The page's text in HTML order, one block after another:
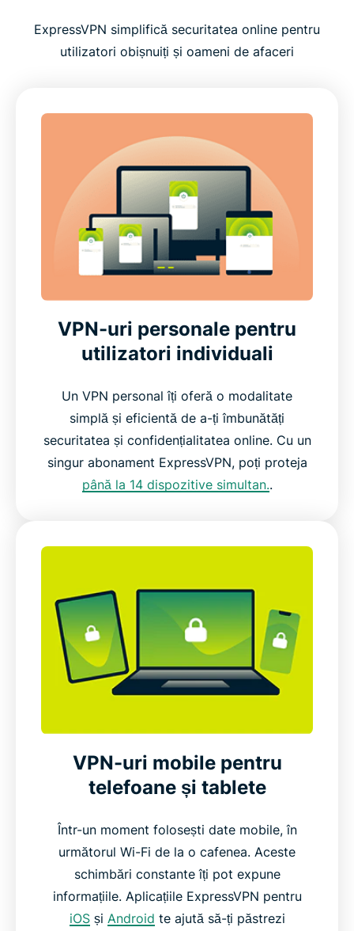
ExpressVPN simplifică securitatea online pentru
utilizatori obișnuiți și oameni de afaceri
VPN-uri personale pentru
utilizatori individuali
Un VPN personal îți oferă o modalitate
simplă și eficientă de a-ți îmbunătăți
securitatea și confidențialitatea online. Cu un
singur abonament ExpressVPN, poți proteja
până la 14 dispozitive simultan..
VPN-uri mobile pentru
telefoane și tablete
Într-un moment folosești date mobile, în
următorul Wi-Fi de la o cafenea. Aceste
schimbări constante îți pot expune
informațiile. Aplicațiile ExpressVPN pentru
iOSși Android te ajută să-ți păstrezi